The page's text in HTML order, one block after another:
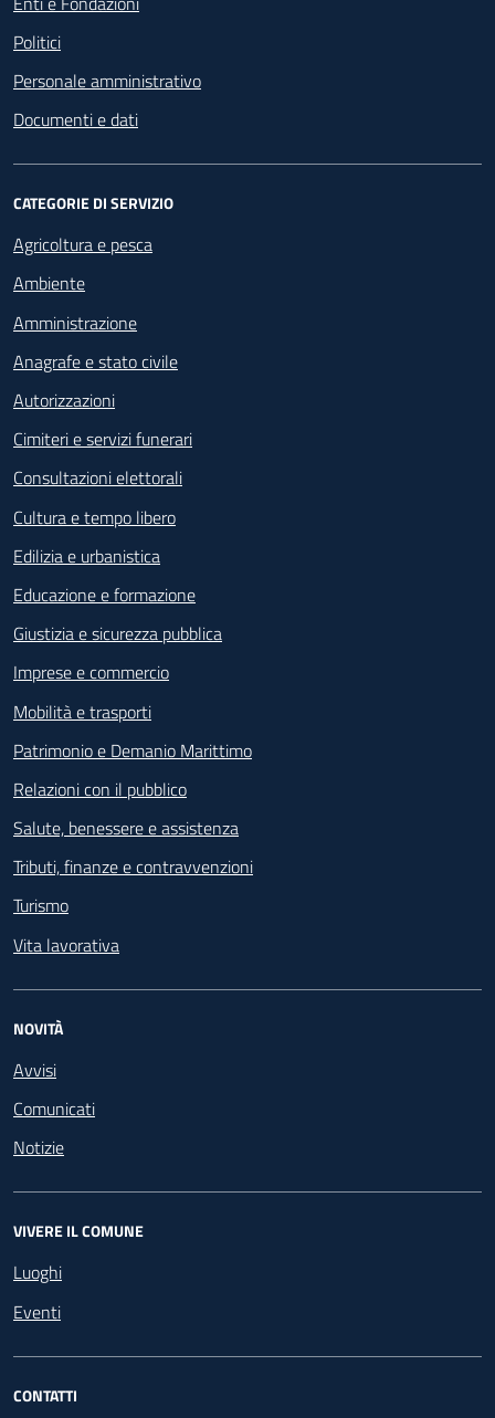
Politici
Personale amministrativo
Documenti e dati
CATEGORIE DI SERVIZIO
Agricoltura e pesca
Ambiente
Amministrazione
Anagrafe e stato civile
Autorizzazioni
Cimiteri e servizi funerari
Consultazioni elettorali
Cultura e tempo libero
Edilizia e urbanistica
Educazione e formazione
Giustizia e sicurezza pubblica
Imprese e commercio
Mobilità e trasporti
Patrimonio e Demanio Marittimo
Relazioni con il pubblico
Salute, benessere e assistenza
Tributi, finanze e contravvenzioni
Turismo
Vita lavorativa
NOVITÀ
Avvisi
Comunicati
Notizie
VIVERE IL COMUNE
Luoghi
Eventi
CONTATTI